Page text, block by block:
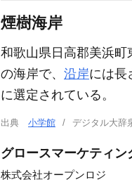
煙樹海岸
和歌山県日高郡美浜
の海岸で、 沿岸には長
に選定されている。
出典 小学館 デジタル大
グロースマーケティン
株式会社オープンロジ